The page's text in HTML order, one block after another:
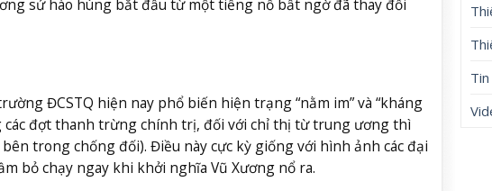
sử hào hùng bắt đầu từ một tiếng nổ bất ngờ đã thay đổi
ĐCSTQ hiện nay phổ biến hiện trạng “nằm im” và “kháng
các đợt thanh trừng chính trị, đối với chỉ thị từ trung ương thì
trong chống đối). Điều này cực kỳ giống với hình ảnh các đại
bỏ chạy ngay khi khởi nghĩa Vũ Xương nổ ra.